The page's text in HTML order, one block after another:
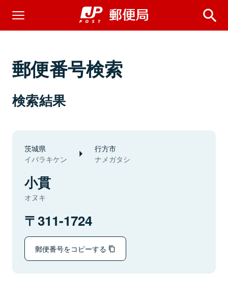
郵便番号検索
検索結果
茨城県
イバラキケン
行方市
ナメガタシ
小貫
オヌキ
311-1724
郵便番号をコピーする